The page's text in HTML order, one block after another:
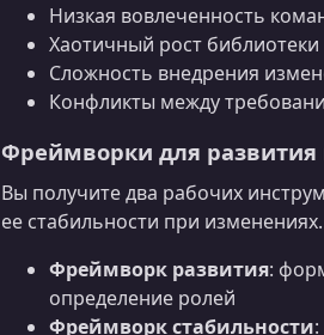
Низкая вовлеченность
Хаотичный рост библиотеки
Сложность внедрения
Конфликты между
Фреймворки для
Вы получите два рабочих
ее стабильности при изменениях.
Фреймворк развития:
определение ролей
Фреймворк стабильности